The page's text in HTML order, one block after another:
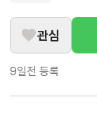
관심
9일전 등록